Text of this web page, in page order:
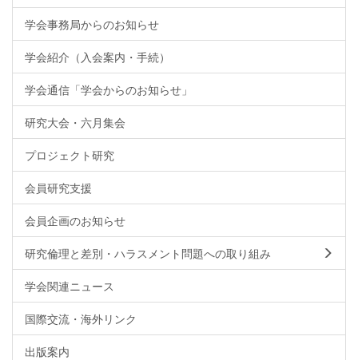
学会事務局からのお知らせ
学会紹介（入会案内・手続）
学会通信「学会からのお知らせ」
研究大会・六月集会
プロジェクト研究
会員研究支援
会員企画のお知らせ
研究倫理と差別・ハラスメント問題への取り組み
学会関連ニュース
国際交流・海外リンク
出版案内